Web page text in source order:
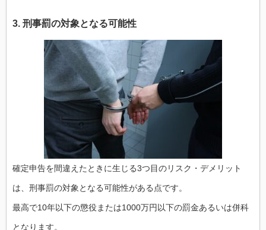
3. 刑事罰の対象となる可能性
確定申告を間違えたときに生じる3つ目のリスク・デメリット
は、刑事罰の対象となる可能性がある点です。
最高で10年以下の懲役または1000万円以下の罰金あるいは併科
となります。